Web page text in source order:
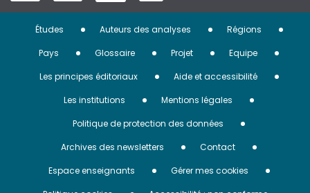
Menu
Pied
page
Études Auteurs des analyses
Régions
Pays
Glossaire Projet
Equipe
Les principes éditoriaux
Aide et accessibilité
Les institutions
Mentions légales
Politique de protection des données
Archives des newsletters
Contact
Espace enseignants
Gérer mes cookies